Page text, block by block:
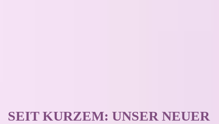
SEIT KURZEM: UNSER NEUER